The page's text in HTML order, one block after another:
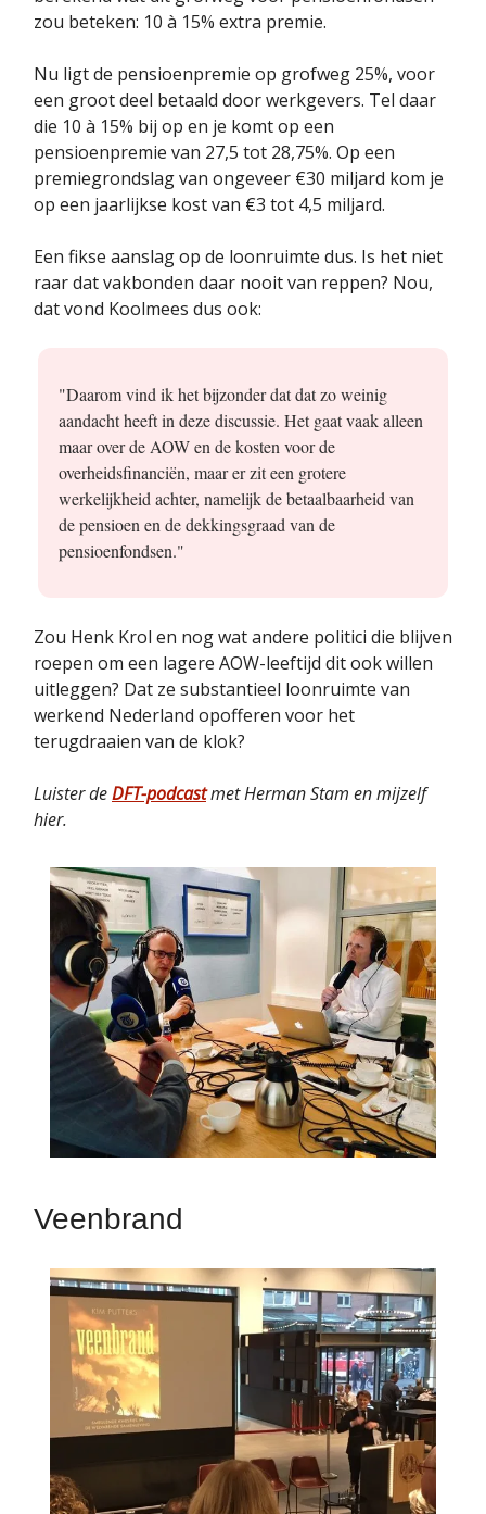
zou beteken: 10 à 15% extra premie.
Nu ligt de pensioenpremie op grofweg 25%, voor
een groot deel betaald door werkgevers. Tel daar
die 10 à 15% bij op en je komt op een
pensioenpremie van 27,5 tot 28,75%. Op een
premiegrondslag van ongeveer €30 miljard kom je
op een jaarlijkse kost van €3 tot 4,5 miljard.
Een fikse aanslag op de loonruimte dus. Is het niet
raar dat vakbonden daar nooit van reppen? Nou,
dat vond Koolmees dus ook:
"Daarom vind ik het bijzonder dat dat zo weinig
aandacht heeft in deze discussie. Het gaat vaak alleen
maar over de AOW en de kosten voor de
overheidsfinanciën, maar er zit een grotere
werkelijkheid achter, namelijk de betaalbaarheid van
de pensioen en de dekkingsgraad van de
pensioenfondsen."
Zou Henk Krol en nog wat andere politici die blijven
roepen om een lagere AOW-leeftijd dit ook willen
uitleggen? Dat ze substantieel loonruimte van
werkend Nederland opofferen voor het
terugdraaien van de klok?
Luister deDFT-podcastmet Herman Stam en mijzelf
hier.
Veenbrand